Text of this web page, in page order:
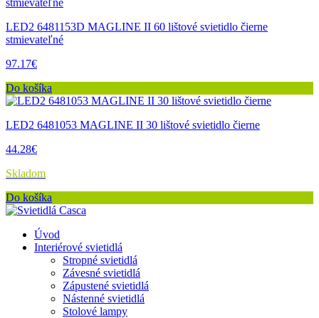
LED2 6481153D MAGLINE II 60 lištové svietidlo čierne
stmievateľné
97.17€
Do košíka
LED2 6481053 MAGLINE II 30 lištové svietidlo čierne
44.28€
Skladom
Do košíka
Úvod
Interiérové svietidlá
Stropné svietidlá
Závesné svietidlá
Zápustené svietidlá
Nástenné svietidlá
Stolové lampy